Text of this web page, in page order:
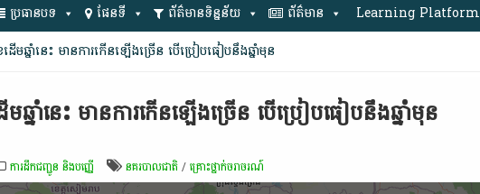
ប្រធានបទ ផែនទី ព័ត៌មានទិន្នន័យ ព័ត៌មាន Learning Platform
ម​ឆ្នាំនេះ ​មាន​ការកើនឡើង​ច្រើន បើ​​ប្រៀបធៀប​នឹង​ឆ្នាំមុន
ឆ្នាំនេះ ​មាន​ការកើនឡើង​ច្រើន បើ​​ប្រៀបធៀប​នឹង​ឆ្នាំមុន
ការដឹកជញ្ជូន និងបញ្ញើ នគរបាលជាតិ /គ្រោះថ្នាក់ចរាចរណ៍